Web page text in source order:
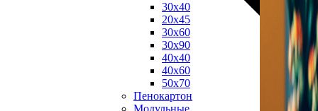
30х40
20х45
30х60
30х90
40х40
40х60
50х70
Пенокартон
Модульные